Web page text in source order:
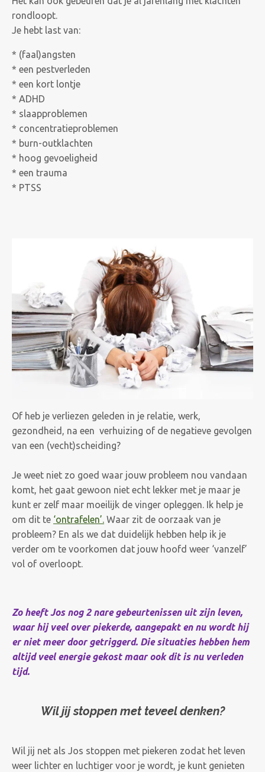
rondloopt.
Je hebt last van:
* (faal)angsten
* een pestverleden
* een kort lontje
* ADHD
* slaapproblemen
* concentratieproblemen
* burn-outklachten
* hoog gevoeligheid
* een trauma
* PTSS
Of heb je verliezen geleden in je relatie, werk,
gezondheid, na een verhuizing of de negatieve gevolgen
van een (vecht)scheiding?
Je weet niet zo goed waar jouw probleem nou vandaan
komt, het gaat gewoon niet echt lekker met je maar je
kunt er zelf maar moeilijk de vinger opleggen. Ik help je
om dit te ‘ontrafelen’. Waar zit de oorzaak van je
probleem? En als we dat duidelijk hebben help ik je
verder om te voorkomen dat jouw hoofd weer ‘vanzelf’
vol of overloopt.
Zo heeft Jos nog 2 nare gebeurtenissen uit zijn leven,
waar hij veel over piekerde, aangepakt en nu wordt hij
er niet meer door getriggerd. Die situaties hebben hem
altijd veel energie gekost maar ook dit is nu verleden
tijd.
Wil jij stoppen met teveel denken?
Wil jij net als Jos stoppen met piekeren zodat het leven
weer lichter en luchtiger voor je wordt, je kunt genieten